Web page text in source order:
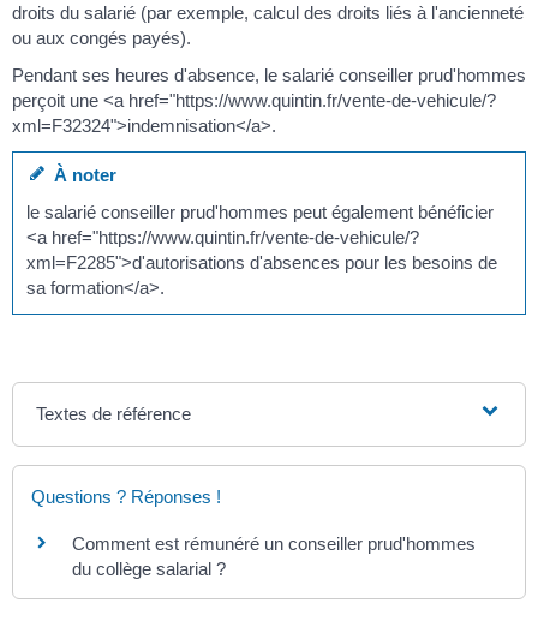
droits du salarié (par exemple, calcul des droits liés à l'ancienneté
ou aux congés payés).
Pendant ses heures d'absence, le salarié conseiller prud'hommes
perçoit une <a href="https://www.quintin.fr/vente-de-vehicule/?
xml=F32324">indemnisation</a>.
À noter
le salarié conseiller prud'hommes peut également bénéficier
<a href="https://www.quintin.fr/vente-de-vehicule/?
xml=F2285">d'autorisations d'absences pour les besoins de
sa formation</a>.
Textes de référence
Questions ? Réponses !
Comment est rémunéré un conseiller prud'hommes
du collège salarial ?